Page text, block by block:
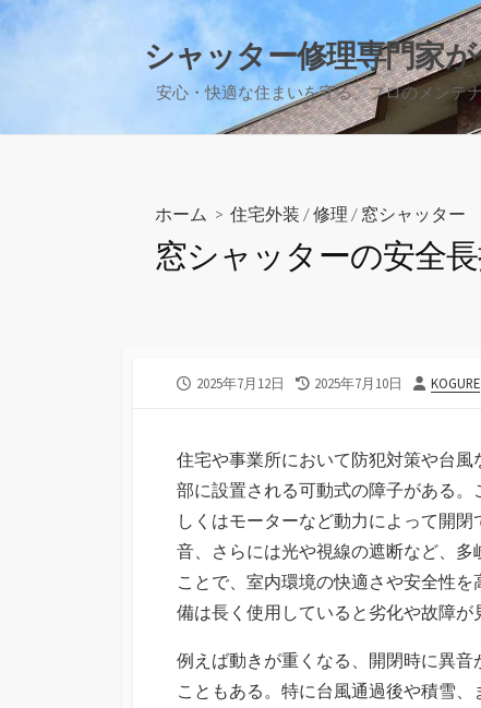
コ
ン
シャッター修理専門家
安心・快適な住まいを守る、プロのメンテ
ホーム > 住宅外装 /修理 / 窓シャッター
窓シャッターの安全
公
2025年7月12日
最
日
2025年7月10日
投
KOGURE
住宅や事業所において防犯対策や台
部に設置される可動式の障子がある。
しくはモーターなど動力によって開
音、さらには光や視線の遮断など、
ことで、室内環境の快適さや安全性
備は長く使用していると劣化や故障が
例えば動きが重くなる、開閉時に異
こともある。特に台風通過後や積雪